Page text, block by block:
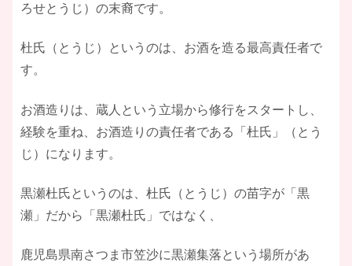
ろせとうじ）の末裔です。
杜氏（とうじ）というのは、お酒を造る最高責任者で
す。
お酒造りは、蔵人という立場から修行をスタートし、
経験を重ね、お酒造りの責任者である「杜氏」（とう
じ）になります。
黒瀬杜氏というのは、杜氏（とうじ）の苗字が「黒
瀬」だから「黒瀬杜氏」ではなく、
鹿児島県南さつま市笠沙に黒瀬集落という場所があ